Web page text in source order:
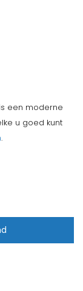
een moderne
u goed kunt
.